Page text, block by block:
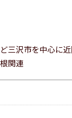
三沢市を中心に
関連